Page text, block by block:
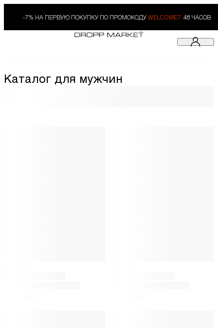
-7% НА ПЕРВУЮ ПОКУПКУ ПО ПРОМОКОДУ WELCOME7. 48 ЧАСОВ
Каталог для мужчин